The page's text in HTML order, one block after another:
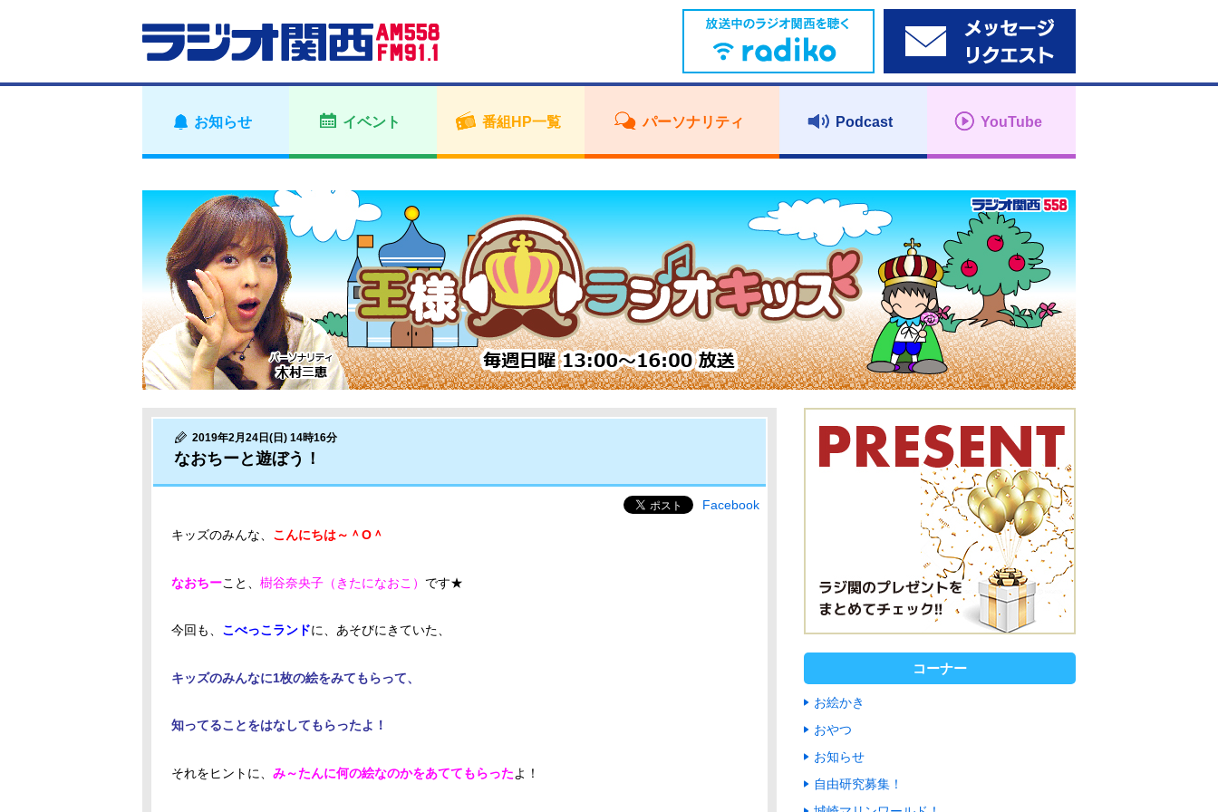
お知らせ イベント 番組HP一覧 パーソナリティ Podcast YouTube
2019年2月24日(日) 14時16分
なおちーと遊ぼう！
Facebook
キッズのみんな、 こんにちは～＾O＾
なおちーこと、 樹谷奈央子（きたになおこ） です★
今回も、 こべっこランドに、あそびにきていた、
キッズのみんなに1枚の絵をみてもらって、
知ってることをはなしてもらったよ！
それをヒントに、 み～たんに何の絵なのかをあててもらったよ！
コーナー
お絵かき
おやつ
お知らせ
自由研究募集！